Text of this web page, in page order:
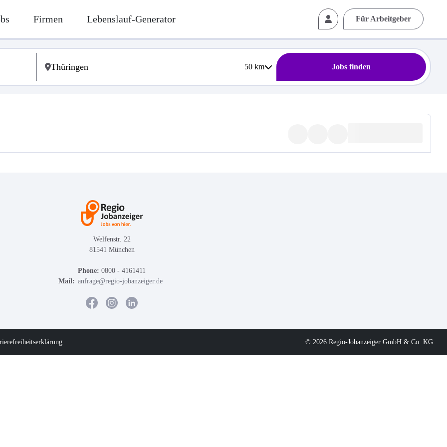
Firmen Lebenslauf-Generator Für Arbeitgeber
50km Jobs finden
Welfenstr. 22
81541 München
Phone: 0800 - 4161411
Mail: anfrage@regio-jobanzeiger.de
© 2026 Regio-Jobanzeiger GmbH & Co. KG